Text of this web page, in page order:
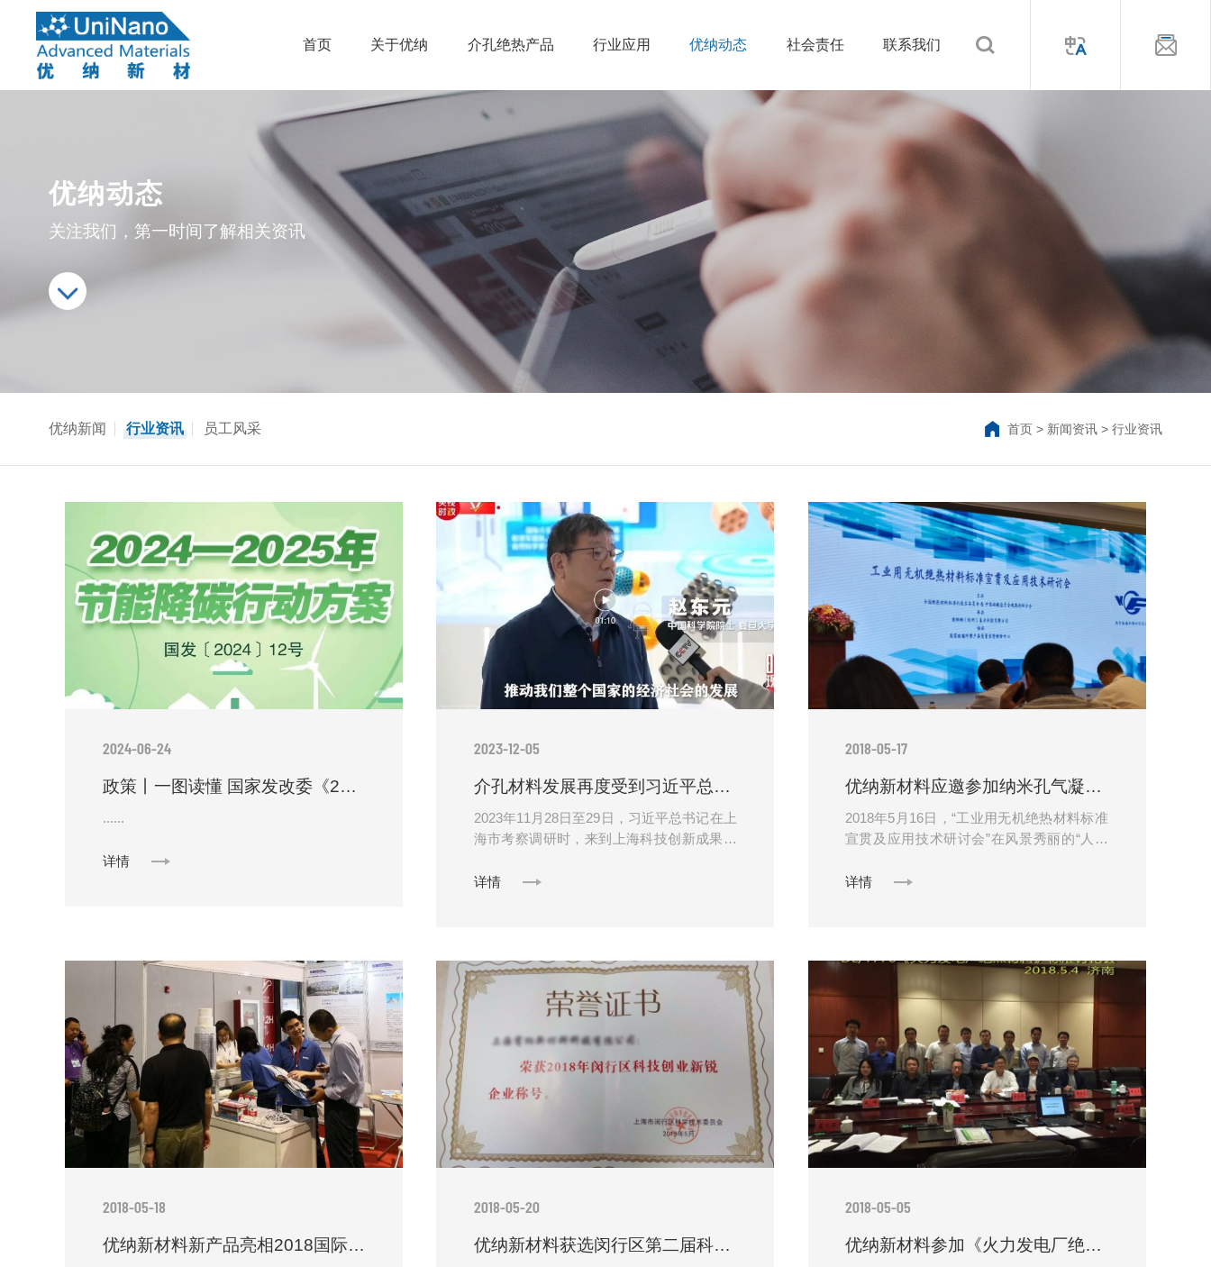
首页 关于优纳 介孔绝热产品 行业应用 优纳动态 社会责任 联系我们
优纳动态
关注我们，第一时间了解相关资讯
优纳新闻 行业资讯 员工风采 首页 > 新闻资讯 >行业资讯
2024-06-24
政策丨一图读懂 国家发改委《2024—2025节能降碳行动方案》
......
详情
2023-12-05
介孔材料发展再度受到习近平总书记关注
2023年11月28日至29日，习近平总书记在上
海市考察调研时，来到上海科技创新成果展
详情
2018-05-17
优纳新材料应邀参加纳米孔气凝胶国标宣贯会
2018年5月16日，“工业用无机绝热材料标准
宣贯及应用技术研讨会”在风景秀丽的“人间
国绝热材料标准化技术委员会、中......
详情
2018-05-18
优纳新材料新产品亮相2018国际新材料展览会
2018-05-20
优纳新材料获选闵行区第二届科技新锐企业
2018-05-05
优纳新材料参加《火力发电厂绝热材料》行业标准讨论会